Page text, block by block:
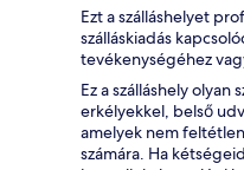
Ezt a szálláshelyet
szálláskiadás
tevékenységéhez
Ez a szálláshely
erkélyekkel, belső
amelyek nem
számára. Ha